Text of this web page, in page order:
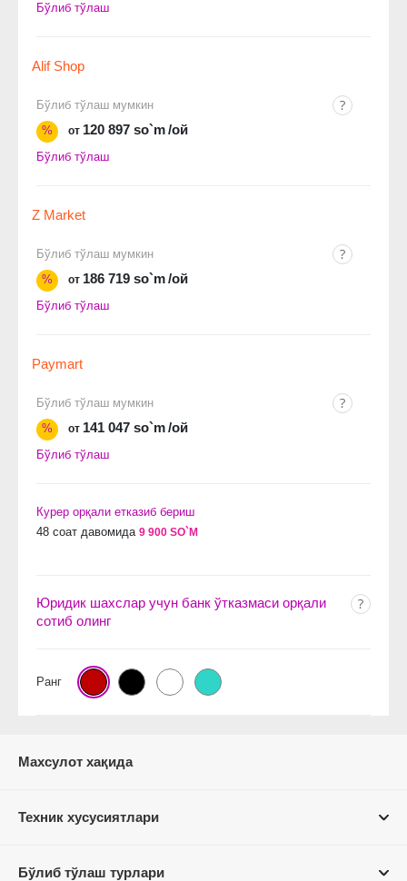
Бўлиб тўлаш
Alif Shop
Бўлиб тўлаш мумкин
%
от 120 897 so`m/ой
Бўлиб тўлаш
Z Market
Бўлиб тўлаш мумкин
%
от 186 719 so`m/ой
Бўлиб тўлаш
Paymart
Бўлиб тўлаш мумкин
%
от 141 047 so`m/ой
Бўлиб тўлаш
Курер орқали етказиб бериш
48 соат давомида 9 900 SO`M
Юридик шахслар учун банк ўтказмаси орқали
сотиб олинг
Ранг
Махсулот хақида
Техник хусусиятлари
Бўлиб тўлаш турлари